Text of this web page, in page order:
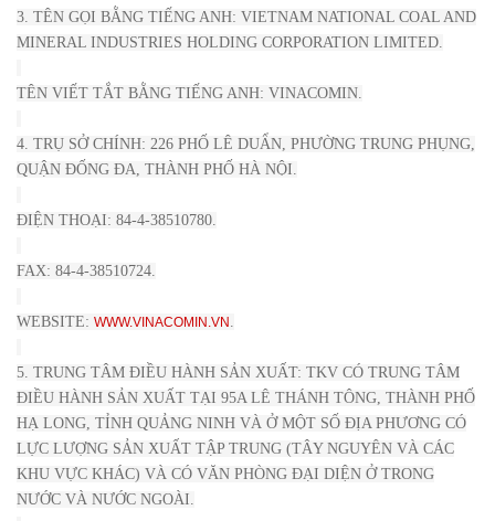
3. TÊN GỌI BẰNG TIẾNG ANH: VIETNAM NATIONAL COAL AND
MINERAL INDUSTRIES HOLDING CORPORATION LIMITED.
TÊN VIẾT TẮT BẰNG TIẾNG ANH: VINACOMIN.
4. TRỤ SỞ CHÍNH: 226 PHỐ LÊ DUẨN, PHƯỜNG TRUNG PHỤNG,
QUẬN ĐỐNG ĐA, THÀNH PHỐ HÀ NỘI.
ĐIỆN THOẠI: 84-4-38510780.
FAX: 84-4-38510724.
WEBSITE: WWW.VINACOMIN.VN
5. TRUNG TÂM ĐIỀU HÀNH SẢN XUẤT: TKV CÓ TRUNG TÂM
ĐIỀU HÀNH SẢN XUẤT TẠI 95A LÊ THÁNH TÔNG, THÀNH PHỐ
HẠ LONG, TỈNH QUẢNG NINH VÀ Ở MỘT SỐ ĐỊA PHƯƠNG CÓ
LỰC LƯỢNG SẢN XUẤT TẬP TRUNG (TÂY NGUYÊN VÀ CÁC
KHU VỰC KHÁC) VÀ CÓ VĂN PHÒNG ĐẠI DIỆN Ở TRONG
NƯỚC VÀ NƯỚC NGOÀI.